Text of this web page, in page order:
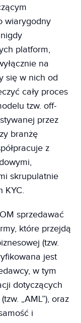
wiarygodny
platform,
na
się w nich od
cały proces
tzw. off-
przez
branżę
z
skrupulatnie
KYC.
sprzedawać
które przejdą
(tzw.
jest
w tym
dotyczących
„AML”), oraz
i